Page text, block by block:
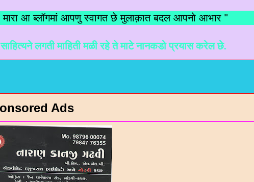
आ ब्लॉगमां आपणु स्वागत छे मुलाक़ात बदल आपनो आभार "
माहिती मळी रहे ते माटे नानकडो प्रयास करेल छे.
Ads